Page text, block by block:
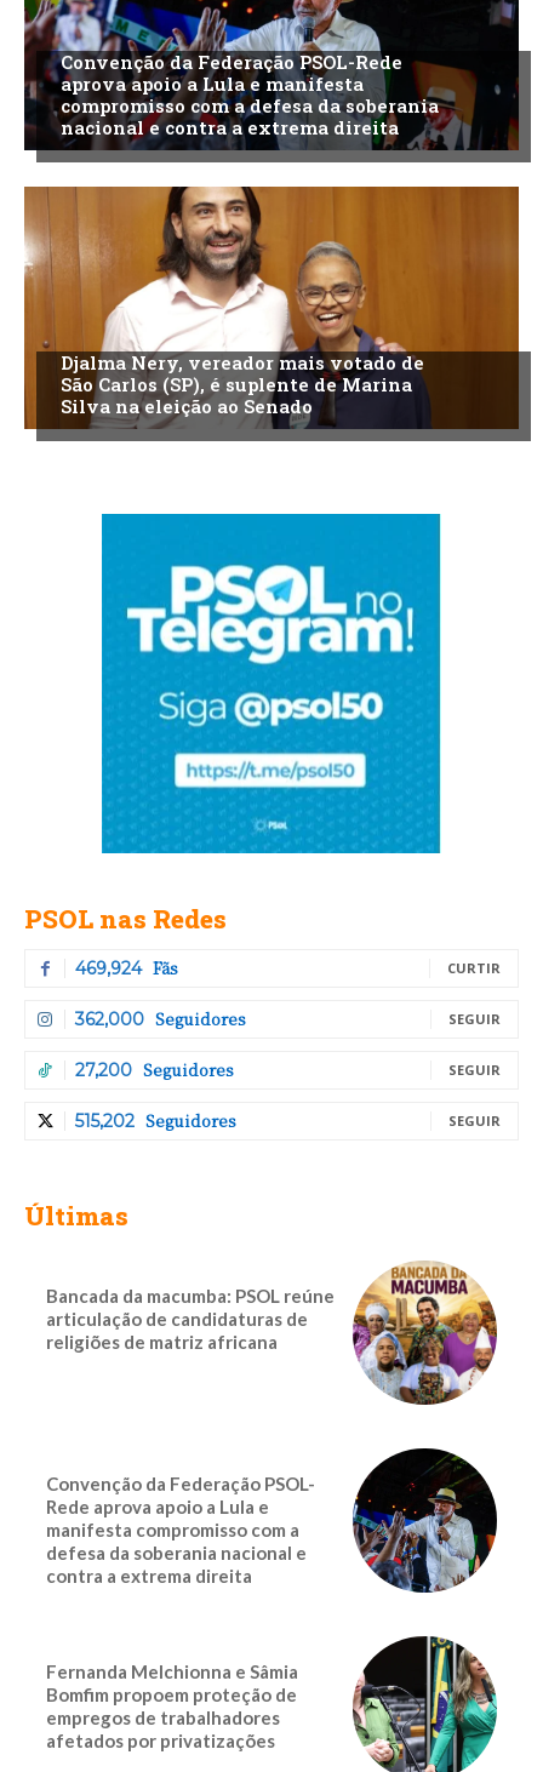
Convenção da Federação PSOL-Rede
aprova apoio a Lula e manifesta
compromisso com a defesa da soberania
nacional e contra a extrema direita
Djalma Nery, vereador mais votado de
São Carlos (SP), é suplente de Marina
Silva na eleição ao Senado
PSOL nas Redes
469,924 Fãs CURTIR
362,000 Seguidores SEGUIR
27,200 Seguidores SEGUIR
515,202 Seguidores SEGUIR
Últimas
Bancada da macumba: PSOL reúne
articulação de candidaturas de
religiões de matriz africana
Convenção da Federação PSOL-
Rede aprova apoio a Lula e
manifesta compromisso com a
defesa da soberania nacional e
contra a extrema direita
Fernanda Melchionna e Sâmia
Bomfim propoem proteção de
empregos de trabalhadores
afetados por privatizações